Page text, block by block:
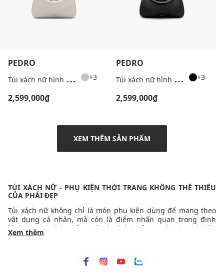
PEDRO
T
úi xách nữ hình bán nguyệt Jatte +3
2,599,000₫
PEDRO
T
úi xách nữ hình bán nguyệt Jatte +3
2,599,000₫
XEM THÊM SẢN PHẨM
TÚI XÁCH NỮ - PHỤ KIỆN THỜI TRANG KHÔNG THỂ THIẾU
CỦA PHÁI ĐẸP
Túi xách nữ không chỉ là món phụ kiện dùng để mang theo
vật dụng cá nhân, mà còn là điểm nhấn quan trọng định
hình phong cách, thần thái và cá tính của người phụ nữ hiện
đại. Một chiếc túi phù hợp có thể nâng tầm tổng thể trang
phố hay các dịp quan trọng.
Xem thêm